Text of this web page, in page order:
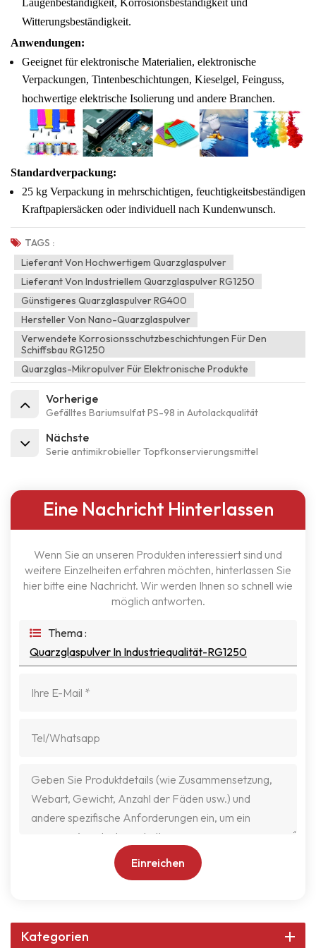
Laugenbeständigkeit, Korrosionsbeständigkeit und
Witterungsbeständigkeit.
Anwendungen:
Geeignet für elektronische Materialien, elektronische
Verpackungen, Tintenbeschichtungen, Kieselgel, Feinguss,
hochwertige elektrische Isolierung und andere Branchen.
Standardverpackung:
25 kg Verpackung in mehrschichtigen, feuchtigkeitsbeständigen
Kraftpapiersäcken oder individuell nach Kundenwunsch.
TAGS :
Lieferant Von Hochwertigem Quarzglaspulver
Lieferant Von Industriellem Quarzglaspulver RG1250
Günstigeres Quarzglaspulver RG400
Hersteller Von Nano-Quarzglaspulver
Verwendete Korrosionsschutzbeschichtungen Für Den
Schiffsbau RG1250
Quarzglas-Mikropulver Für Elektronische Produkte
Vorherige
Gefälltes Bariumsulfat PS-98 in Autolackqualität
Nächste
Serie antimikrobieller Topfkonservierungsmittel
Eine Nachricht Hinterlassen
Wenn Sie an unseren Produkten interessiert sind und
weitere Einzelheiten erfahren möchten, hinterlassen Sie
hier bitte eine Nachricht. Wir werden Ihnen so schnell wie
möglich antworten.
Thema :
Quarzglaspulver In Industriequalität-RG1250
Einreichen
Kategorien